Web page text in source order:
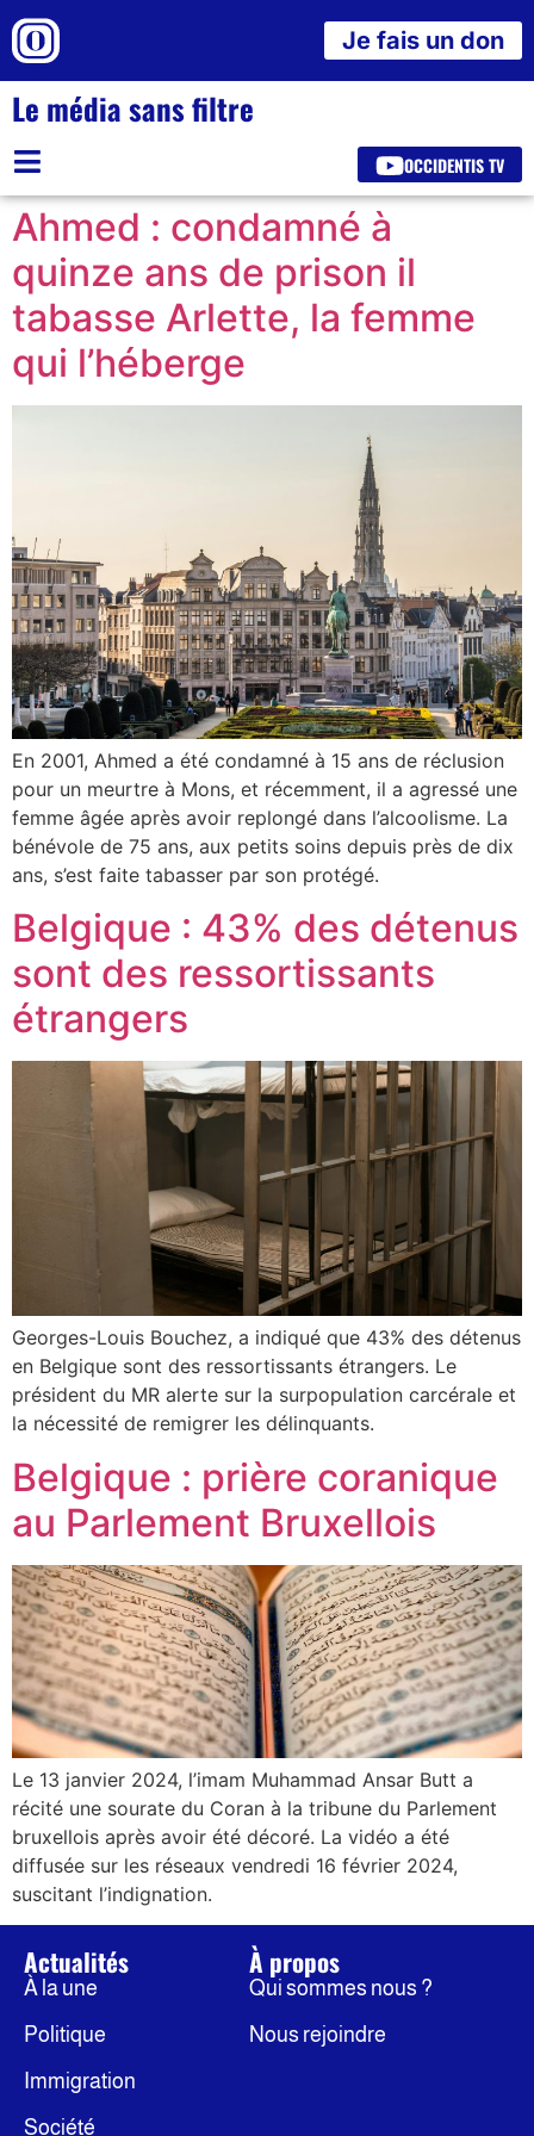
Je fais un don
Le média sans filtre
OCCIDENTIS TV
Ahmed : condamné à
quinze ans de prison il
tabasse Arlette, la femme
qui l’héberge
En 2001, Ahmed a été condamné à 15 ans de réclusion
pour un meurtre à Mons, et récemment, il a agressé une
femme âgée après avoir replongé dans l’alcoolisme. La
bénévole de 75 ans, aux petits soins depuis près de dix
ans, s’est faite tabasser par son protégé.
Belgique : 43% des détenus
sont des ressortissants
étrangers
Georges-Louis Bouchez, a indiqué que 43% des détenus
en Belgique sont des ressortissants étrangers. Le
président du MR alerte sur la surpopulation carcérale et
la nécessité de remigrer les délinquants.
Belgique : prière coranique
au Parlement Bruxellois
Le 13 janvier 2024, l’imam Muhammad Ansar Butt a
récité une sourate du Coran à la tribune du Parlement
bruxellois après avoir été décoré. La vidéo a été
diffusée sur les réseaux vendredi 16 février 2024,
suscitant l’indignation.
Actualités
À la une
Politique
Immigration
Société
À propos
Qui sommes nous ?
Nous rejoindre